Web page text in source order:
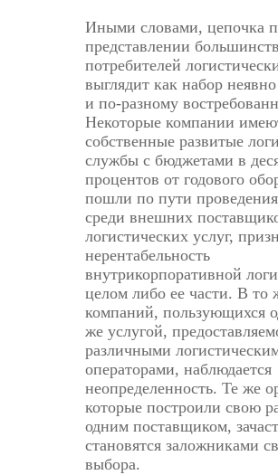
Иными словами, цепочка
представлении
потребителей
выглядит как набор
и по-разному
Некоторые компании
собственные развитые
службы с бюджетами в
процентов от годового
пошли по пути
среди внешних
логистических услуг,
нерентабельность
внутрикорпоративной
целом либо ее части. В то
компаний, пользующихся
же услугой,
различными
операторами, наблюдается
неопределенность. Те же
которые построили свою
одним поставщиком,
становятся заложниками
выбора.